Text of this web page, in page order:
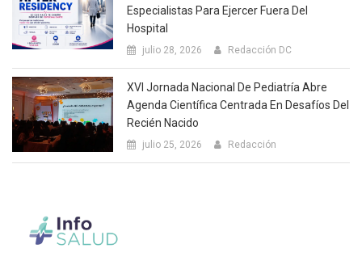
Especialistas Para Ejercer Fuera Del
Hospital
julio 28, 2026 Redacción DC
XVI Jornada Nacional De Pediatría Abre
Agenda Científica Centrada En Desafíos Del
Recién Nacido
julio 25, 2026 Redacción